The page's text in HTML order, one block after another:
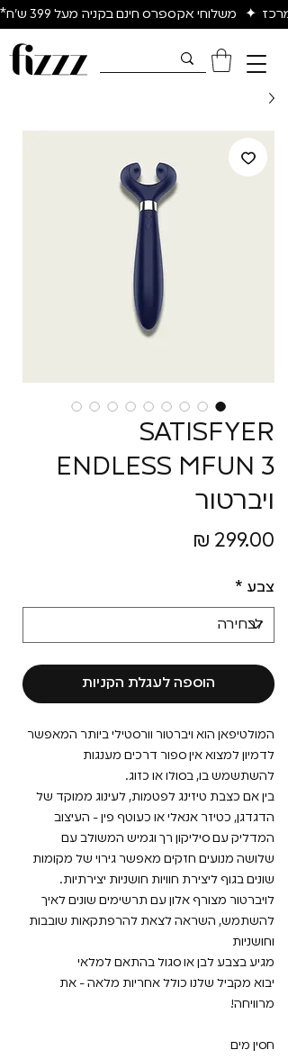
✦   משלוחי אקספרס חינם בקניה מעל 399 ש״ח*
SATISFYER
ENDLESS MFUN 3
ויברטור
צבע *
הוספה לעגלת הקניות
המולטיפאן הוא ויברטור וורסטילי ביותר המאפשר
לדמיון למצוא אין ספור דרכים מענגות
להשתשמש בו, בסולו או כזוג.
בין אם כצבת טיזינג לפטמות, לעינוג ממוקד של
הדגדגן, כטיזר אנאלי או כעוטף פין - העיצוב
המדליק עם סיליקון רך וגמיש המשולב עם
שלושה מנועים חזקים מאפשר גירוי של מקומות
שונים בגוף ליצירת חוויות חושניות יצירתיות.
לויברטור מצורף אלון עם תרשימים שונים לאיך
להשתמש, השראה לצאת להרפתקאות שובבות
וחושניות
מגיע בצבע לבן או סגול בהתאם למלאי
יבוא מקביל שלנו כולל אחריות מלאה - את
מרוויחה!
חסין מים